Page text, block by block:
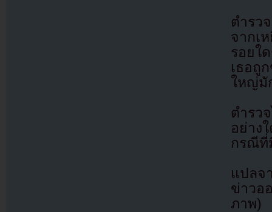
ตำรว
จากเ
รอยใ
เธอถู
ใหญ่มั
ตำรว
อย่าง
กรณีที่
แปล
ข่าวอ
ภาพ)